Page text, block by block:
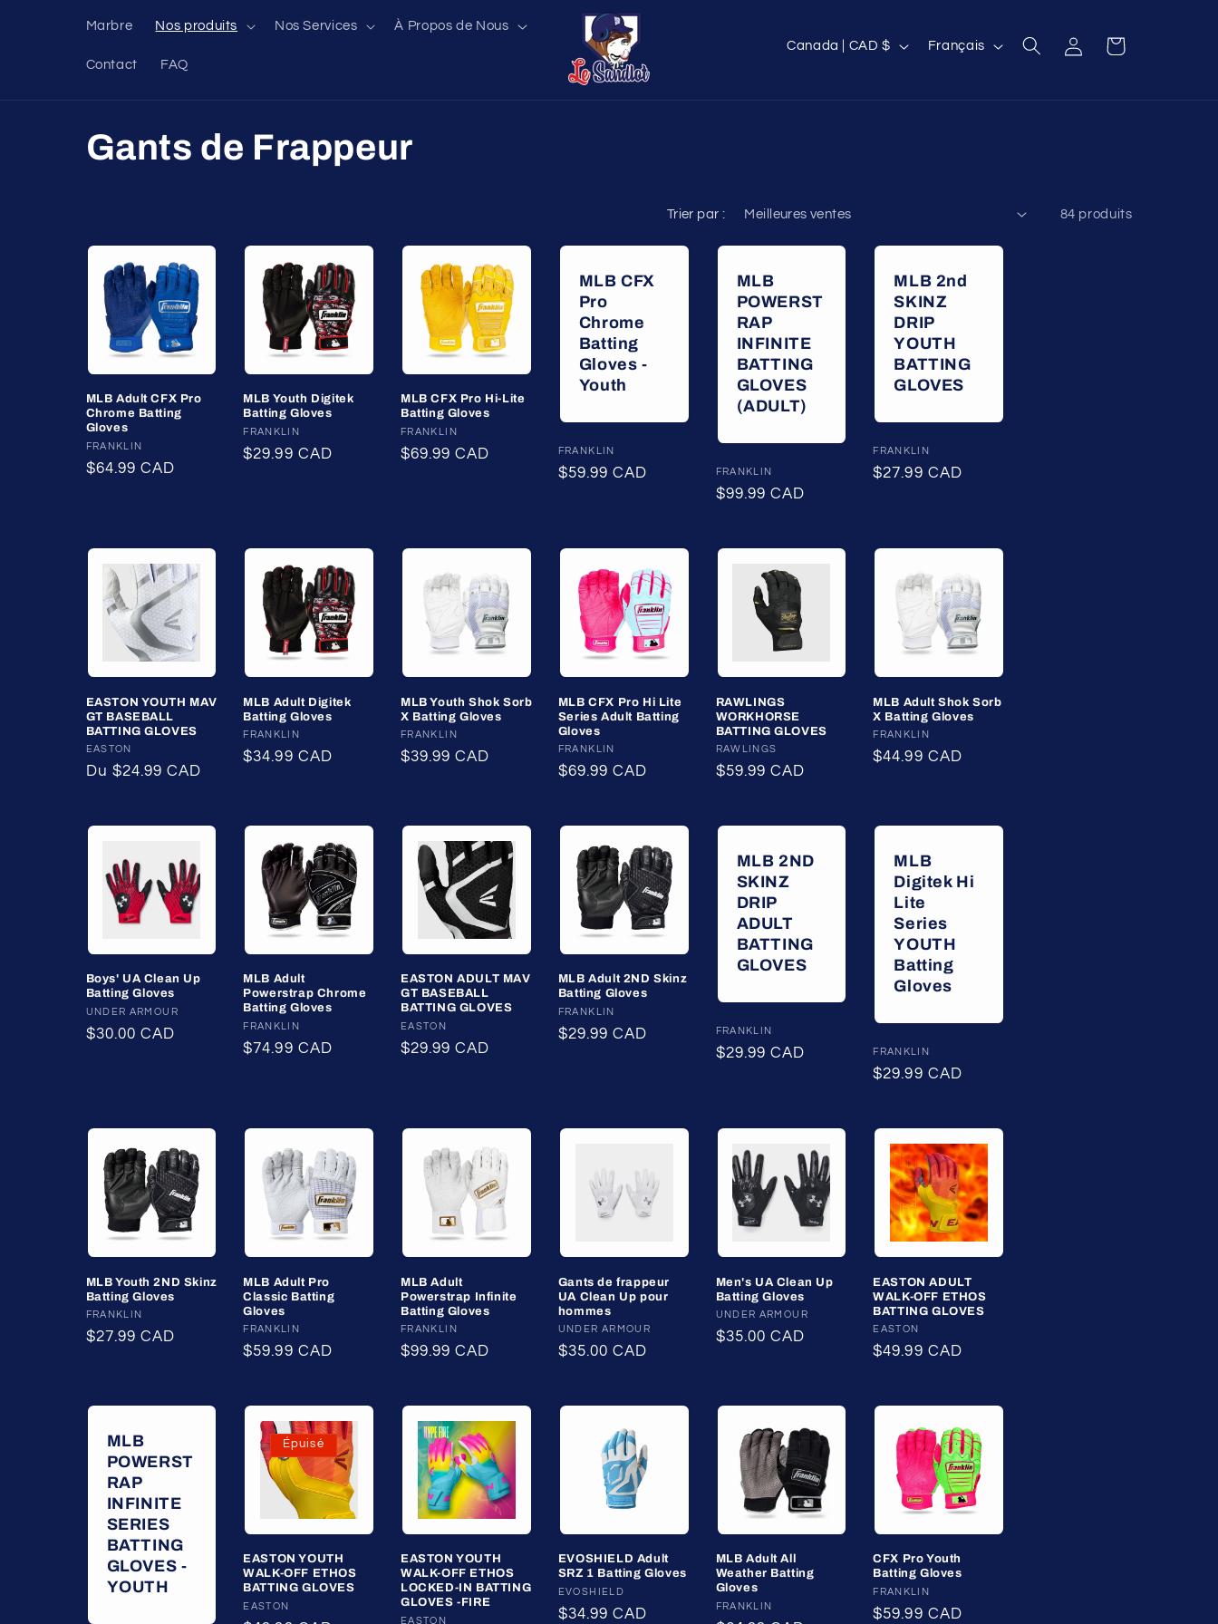
Marbre Nos produits Nos Services À Propos de Nous
Contact FAQ
P
é
o
Canada | CAD $ Français ConnexionPanier
C
l
e
c
t
i
n
Gants de Frappeur
Trier par : 84 produits
MLB Adult CFX Pro
Chrome Batting
Gloves
Fournisseur :
FRANKLIN
Prix
$64.99 CAD
MLB Youth Digitek
Batting Gloves
Fournisseur :
FRANKLIN
Prix
$29.99 CAD
MLB CFX Pro Hi-Lite
Batting Gloves
Fournisseur :
FRANKLIN
Prix
$69.99 CAD
MLB CFX
Pro
Chrome
Batting
Gloves -
Youth
Fournisseur :
FRANKLIN
Prix
$59.99 CAD
MLB
POWERST
RAP
INFINITE
BATTING
GLOVES
(ADULT)
Fournisseur :
FRANKLIN
Prix
$99.99 CAD
MLB 2nd
SKINZ
DRIP
YOUTH
BATTING
GLOVES
Fournisseur :
FRANKLIN
Prix
$27.99 CAD
EASTON YOUTH MAV
GT BASEBALL
BATTING GLOVES
Fournisseur :
EASTON
Prix
Du $24.99 CAD
MLB Adult Digitek
Batting Gloves
Fournisseur :
FRANKLIN
Prix
$34.99 CAD
MLB Youth Shok Sorb
X Batting Gloves
Fournisseur :
FRANKLIN
Prix
$39.99 CAD
MLB CFX Pro Hi Lite
Series Adult Batting
Gloves
Fournisseur :
FRANKLIN
Prix
$69.99 CAD
RAWLINGS
WORKHORSE
BATTING GLOVES
Fournisseur :
RAWLINGS
Prix
$59.99 CAD
MLB Adult Shok Sorb
X Batting Gloves
Fournisseur :
FRANKLIN
Prix
$44.99 CAD
Boys' UA Clean Up
Batting Gloves
Fournisseur :
UNDER ARMOUR
Prix
$30.00 CAD
MLB Adult
Powerstrap Chrome
Batting Gloves
Fournisseur :
FRANKLIN
Prix
$74.99 CAD
EASTON ADULT MAV
GT BASEBALL
BATTING GLOVES
Fournisseur :
EASTON
Prix
$29.99 CAD
MLB Adult 2ND Skinz
Batting Gloves
Fournisseur :
FRANKLIN
Prix
$29.99 CAD
MLB 2ND
SKINZ
DRIP
ADULT
BATTING
GLOVES
Fournisseur :
FRANKLIN
Prix
$29.99 CAD
MLB
Digitek Hi
Lite
Series
YOUTH
Batting
Gloves
Fournisseur :
FRANKLIN
Prix
$29.99 CAD
MLB Youth 2ND Skinz
Batting Gloves
Fournisseur :
FRANKLIN
Prix
$27.99 CAD
MLB Adult Pro
Classic Batting
Gloves
Fournisseur :
FRANKLIN
Prix
$59.99 CAD
MLB Adult
Powerstrap Infinite
Batting Gloves
Fournisseur :
FRANKLIN
Prix
$99.99 CAD
Gants de frappeur
UA Clean Up pour
hommes
Fournisseur :
UNDER ARMOUR
Prix
$35.00 CAD
Men's UA Clean Up
Batting Gloves
Fournisseur :
UNDER ARMOUR
Prix
$35.00 CAD
EASTON ADULT
WALK-OFF ETHOS
BATTING GLOVES
Fournisseur :
EASTON
Prix
$49.99 CAD
MLB
POWERST
RAP
INFINITE
SERIES
BATTING
GLOVES -
YOUTH
Épuisé
EASTON YOUTH
WALK-OFF ETHOS
BATTING GLOVES
Fournisseur :
EASTON
EASTON YOUTH
WALK-OFF ETHOS
LOCKED-IN BATTING
GLOVES -FIRE
EASTON
EVOSHIELD Adult
SRZ 1 Batting Gloves
Fournisseur :
EVOSHIELD
Prix
$34.99 CAD
MLB Adult All
Weather Batting
Gloves
Fournisseur :
FRANKLIN
CFX Pro Youth
Batting Gloves
Fournisseur :
FRANKLIN
Prix
$59.99 CAD